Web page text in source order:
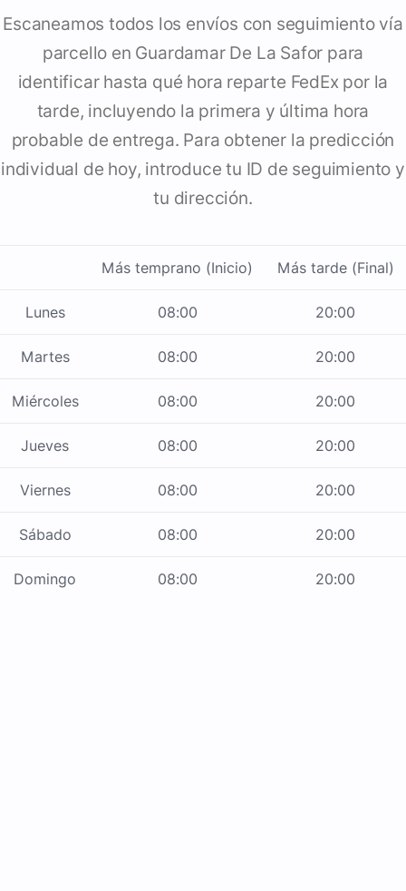
Escaneamos todos los envíos con seguimiento vía
parcello en Guardamar De La Safor para
identificar hasta qué hora reparte FedEx por la
tarde, incluyendo la primera y última hora
probable de entrega. Para obtener la predicción
individual de hoy, introduce tu ID de seguimiento y
tu dirección.
Más temprano (Inicio) Más tarde (Final)
Lunes 08:00 20:00
Martes 08:00 20:00
Miércoles 08:00 20:00
Jueves 08:00 20:00
Viernes 08:00 20:00
Sábado 08:00 20:00
Domingo 08:00 20:00